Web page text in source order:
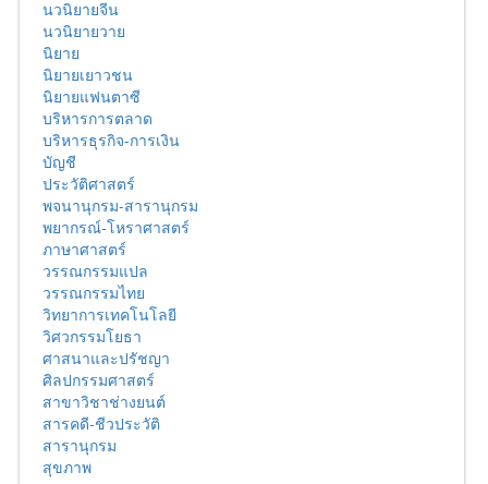
นวนิยายจีน
นวนิยายวาย
นิยาย
นิยายเยาวชน
นิยายแฟนตาซี
บริหารการตลาด
บริหารธุรกิจ-การเงิน
บัญชี
ประวัติศาสตร์
พจนานุกรม-สารานุกรม
พยากรณ์-โหราศาสตร์
ภาษาศาสตร์
วรรณกรรมแปล
วรรณกรรมไทย
วิทยาการเทคโนโลยี
วิศวกรรมโยธา
ศาสนาและปรัชญา
ศิลปกรรมศาสตร์
สาขาวิชาช่างยนต์
สารคดี-ชีวประวัติ
สารานุกรม
สุขภาพ